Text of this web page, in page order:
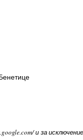
и за